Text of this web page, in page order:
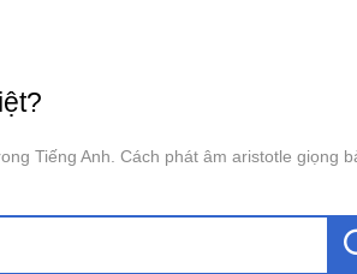
Tiếng Anh. Cách phát âm aristotle giọng